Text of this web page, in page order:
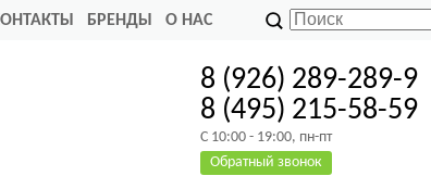
БРЕНДЫ О НАС
8 (926) 289-289-9
8 (495) 215-58-59
C 10:00 - 19:00, пн-пт
Обратный звонок